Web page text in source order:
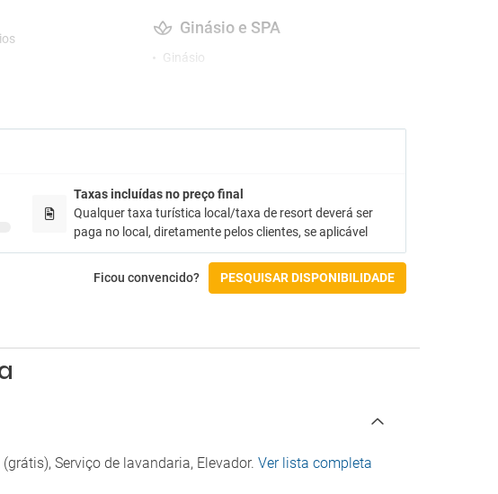
roupa
Ginásio e SPA
Ginásio
Acessibilidade
Check-in/Check-out
Taxas incluídas no preço final
Qualquer taxa turística local/taxa de resort deverá ser
paga no local, diretamente pelos clientes, se aplicável
Ficou convencido? PESQUISAR DISPONIBILIDADE
Serviço de lavandaria, Elevador. Ver lista completa